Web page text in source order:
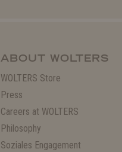
ABOUT WOLTERS
WOLTERS Store
Press
Careers at WOLTERS
Philosophy
Soziales Engagement